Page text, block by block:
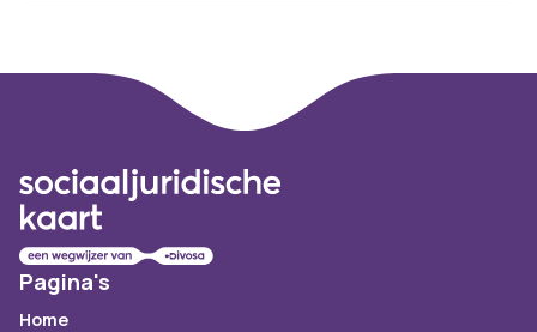
Pagina's
Home